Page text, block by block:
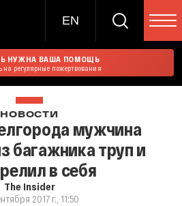
EN
НУЖНА ВАША ПОМОЩЬ
регулярные пожертвования
НОВОСТИ
мужчина
багажника труп и
в себя
The Insider
2017 г., 11:50